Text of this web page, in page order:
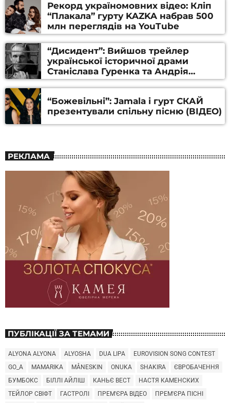
Рекорд україномовних відео: Кліп
“Плакала” гурту KAZKA набрав 500
млн переглядів на YouTube
“Дисидент”: Вийшов трейлер
української історичної драми
Станіслава Гуренка та Андрія
Алфьорова (ВІДЕО)
“Божевільні”: Jamala і гурт СКАЙ
презентували спільну пісню (ВІДЕО)
РЕКЛАМА
ПУБЛІКАЦІЇ ЗА ТЕМАМИ
ALYONA ALYONA ALYOSHA DUA LIPA
EUROVISION SONG CONTEST
GO_A
MAMARIKA MÅNESKIN ONUKA SHAKIRA
ЄВРОБАЧЕННЯ
БУМБОКС
БІЛЛІ АЙЛІШ КАНЬЄ ВЕСТ
НАСТЯ КАМЕНСКИХ
ТЕЙЛОР СВІФТ
ГАСТРОЛІ ПРЕМ'ЄРА ВІДЕО
ПРЕМ'ЄРА ПІСНІ